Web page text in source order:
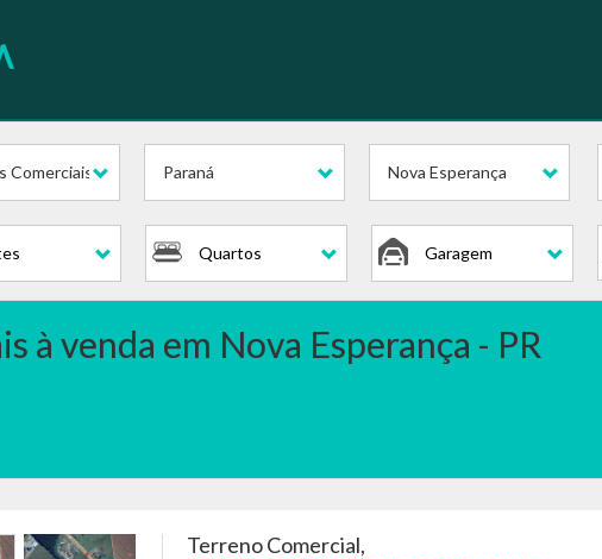
Comerciais Paraná Nova Esperança
Quartos Garagem
à venda em Nova Esperança - PR
Terreno Comercial,